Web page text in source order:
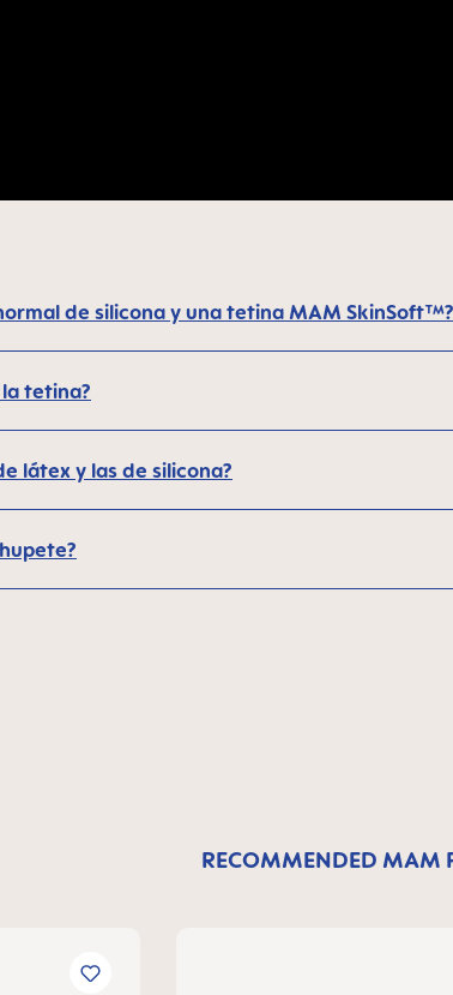
de silicona y una tetina MAM SkinSoft™?
tetina?
látex y las de silicona?
RECOMMENDED MAM